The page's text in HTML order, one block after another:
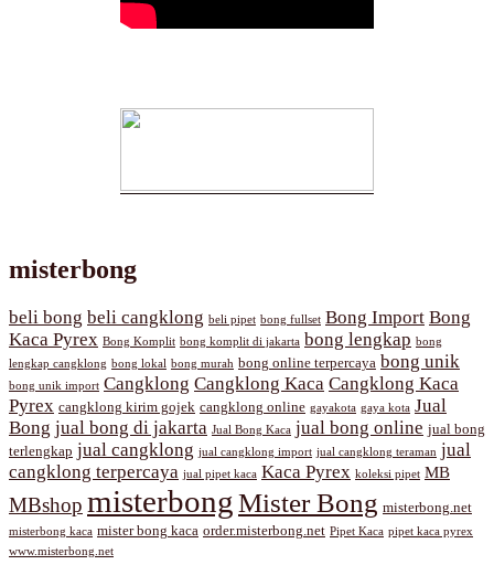
misterbong
beli bong beli cangklong beli pipet bong fullset Bong Import Bong
Kaca Pyrex Bong Komplit bong komplit di jakarta bong lengkap bong
lengkap cangklong bong lokal bong murah bong online terpercaya bong unik
bong unik import Cangklong Cangklong Kaca Cangklong Kaca
Pyrex cangklong kirim gojek cangklong online gayakota gaya kota Jual
Bong jual bong di jakarta Jual Bong Kaca jual bong online jual bong
terlengkap jual cangklong jual cangklong import jual cangklong teraman jual
cangklong terpercaya jual pipet kaca Kaca Pyrex koleksi pipet MB
MBshop misterbongMister Bong misterbong.net
misterbong kaca mister bong kaca order.misterbong.net Pipet Kaca pipet kaca pyrex
www.misterbong.net